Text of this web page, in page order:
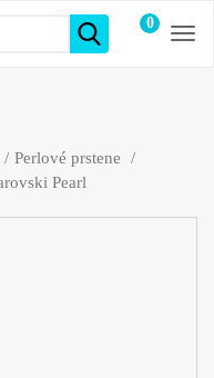
0
položiek
Perlové prstene
Pearl